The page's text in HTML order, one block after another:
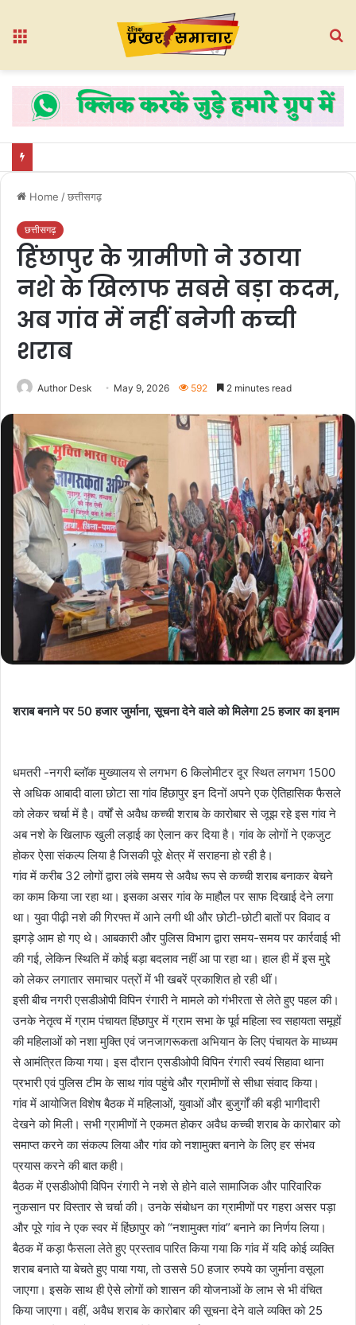
Home /छत्तीसगढ़
छत्तीसगढ़
हिंछापुर के ग्रामीणो ने उठाया
नशे के खिलाफ सबसे बड़ा कदम,
अब गांव में नहीं बनेगी कच्ची
शराब
Author Desk May 9, 2026 592 2 minutes read
शराब बनाने पर 50 हजार जुर्माना, सूचना देने वाले को मिलेगा 25 हजार का इनाम
धमतरी -नगरी ब्लॉक मुख्यालय से लगभग 6 किलोमीटर दूर स्थित लगभग 1500
से अधिक आबादी वाला छोटा सा गांव हिंछापुर इन दिनों अपने एक ऐतिहासिक फैसले
को लेकर चर्चा में है। वर्षों से अवैध कच्ची शराब के कारोबार से जूझ रहे इस गांव ने
अब नशे के खिलाफ खुली लड़ाई का ऐलान कर दिया है। गांव के लोगों ने एकजुट
होकर ऐसा संकल्प लिया है जिसकी पूरे क्षेत्र में सराहना हो रही है।
गांव में करीब 32 लोगों द्वारा लंबे समय से अवैध रूप से कच्ची शराब बनाकर बेचने
का काम किया जा रहा था। इसका असर गांव के माहौल पर साफ दिखाई देने लगा
था। युवा पीढ़ी नशे की गिरफ्त में आने लगी थी और छोटी-छोटी बातों पर विवाद व
झगड़े आम हो गए थे। आबकारी और पुलिस विभाग द्वारा समय-समय पर कार्रवाई भी
की गई, लेकिन स्थिति में कोई बड़ा बदलाव नहीं आ पा रहा था। हाल ही में इस मुद्दे
को लेकर लगातार समाचार पत्रों में भी खबरें प्रकाशित हो रही थीं।
इसी बीच नगरी एसडीओपी विपिन रंगारी ने मामले को गंभीरता से लेते हुए पहल की।
उनके नेतृत्व में ग्राम पंचायत हिंछापुर में ग्राम सभा के पूर्व महिला स्व सहायता समूहों
की महिलाओं को नशा मुक्ति एवं जनजागरूकता अभियान के लिए पंचायत के माध्यम
से आमंत्रित किया गया। इस दौरान एसडीओपी विपिन रंगारी स्वयं सिहावा थाना
प्रभारी एवं पुलिस टीम के साथ गांव पहुंचे और ग्रामीणों से सीधा संवाद किया।
गांव में आयोजित विशेष बैठक में महिलाओं, युवाओं और बुजुर्गों की बड़ी भागीदारी
देखने को मिली। सभी ग्रामीणों ने एकमत होकर अवैध कच्ची शराब के कारोबार को
समाप्त करने का संकल्प लिया और गांव को नशामुक्त बनाने के लिए हर संभव
प्रयास करने की बात कही।
बैठक में एसडीओपी विपिन रंगारी ने नशे से होने वाले सामाजिक और पारिवारिक
नुकसान पर विस्तार से चर्चा की। उनके संबोधन का ग्रामीणों पर गहरा असर पड़ा
और पूरे गांव ने एक स्वर में हिंछापुर को “नशामुक्त गांव” बनाने का निर्णय लिया।
बैठक में कड़ा फैसला लेते हुए प्रस्ताव पारित किया गया कि गांव में यदि कोई व्यक्ति
शराब बनाते या बेचते हुए पाया गया, तो उससे 50 हजार रुपये का जुर्माना वसूला
जाएगा। इसके साथ ही ऐसे लोगों को शासन की योजनाओं के लाभ से भी वंचित
किया जाएगा। वहीं, अवैध शराब के कारोबार की सूचना देने वाले व्यक्ति को 25